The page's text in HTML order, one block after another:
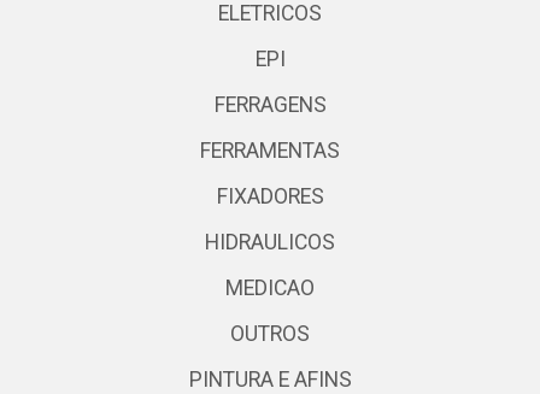
ELETRICOS
EPI
FERRAGENS
FERRAMENTAS
FIXADORES
HIDRAULICOS
MEDICAO
OUTROS
PINTURA E AFINS